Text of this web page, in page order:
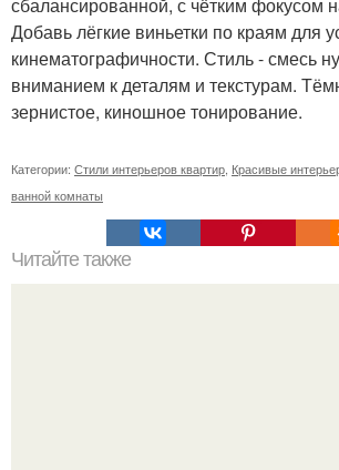
Добавь лёгкие виньетки по краям для
кинематографичности. Стиль - смесь
вниманием к деталям и текстурам.
зернистое, киношное тонирование.
Категории: Стили интерьеров квартир Красивые
ванной комнаты
Читайте также